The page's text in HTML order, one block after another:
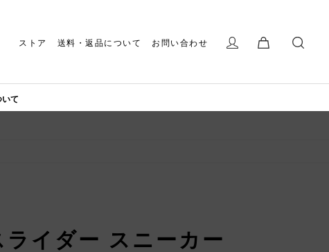
ストア 送料・返品について お問い合わせ
て
ライダー スニーカー